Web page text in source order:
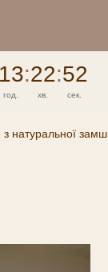
13:22:52
год. хв. сек.
натуральної